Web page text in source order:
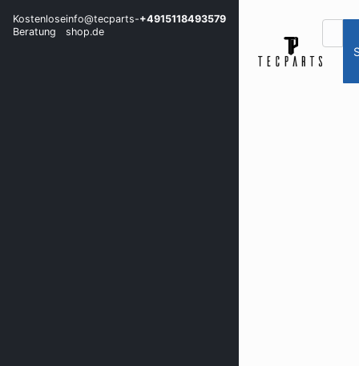
Kostenlose
Beratung
info@tecparts-
shop.de
+4915118493579